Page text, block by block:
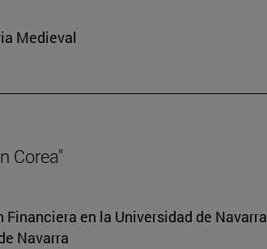
Medieval
Corea"
Financiera en la Universidad de Navarra
Navarra